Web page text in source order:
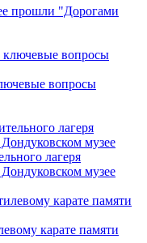
прошли "Дорогами
вопросы
лагеря
музее
карате памяти